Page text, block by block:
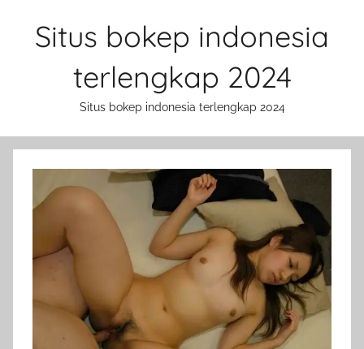
Situs bokep indonesia
terlengkap 2024
Situs bokep indonesia terlengkap 2024